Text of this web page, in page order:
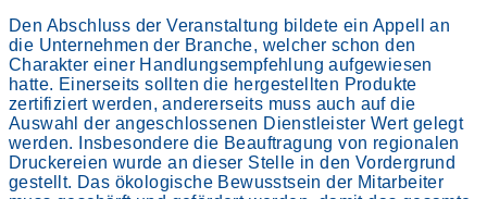
Den Abschluss der Veranstaltung bildete ein Appell an
die Unternehmen der Branche, welcher schon den
Charakter einer Handlungsempfehlung aufgewiesen
hatte. Einerseits sollten die hergestellten Produkte
zertifiziert werden, andererseits muss auch auf die
Auswahl der angeschlossenen Dienstleister Wert gelegt
werden. Insbesondere die Beauftragung von regionalen
Druckereien wurde an dieser Stelle in den Vordergrund
gestellt. Das ökologische Bewusstsein der Mitarbeiter